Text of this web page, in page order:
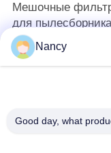
Мешочные
для пылесборника
Nancy
Good day, what